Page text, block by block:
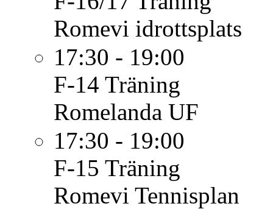
Romevi idrottsplats
17:30 - 19:00
F-14 Träning
Romelanda UF
17:30 - 19:00
F-15 Träning
Romevi Tennisplan